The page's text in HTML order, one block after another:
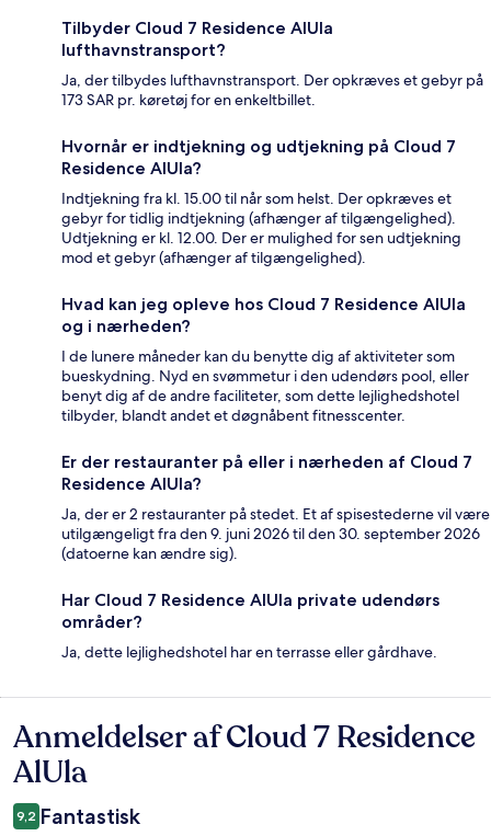
Tilbyder Cloud 7 Residence AlUla
lufthavnstransport?
Ja, der tilbydes lufthavnstransport. Der opkræves et gebyr på
173 SAR pr. køretøj for en enkeltbillet.
Hvornår er indtjekning og udtjekning på Cloud 7
Residence AlUla?
Indtjekning fra kl. 15.00 til når som helst. Der opkræves et
gebyr for tidlig indtjekning (afhænger af tilgængelighed).
Udtjekning er kl. 12.00. Der er mulighed for sen udtjekning
mod et gebyr (afhænger af tilgængelighed).
Hvad kan jeg opleve hos Cloud 7 Residence AlUla
og i nærheden?
I de lunere måneder kan du benytte dig af aktiviteter som
bueskydning. Nyd en svømmetur i den udendørs pool, eller
benyt dig af de andre faciliteter, som dette lejlighedshotel
tilbyder, blandt andet et døgnåbent fitnesscenter.
Er der restauranter på eller i nærheden af Cloud 7
Residence AlUla?
Ja, der er 2 restauranter på stedet. Et af spisestederne vil være
utilgængeligt fra den 9. juni 2026 til den 30. september 2026
(datoerne kan ændre sig).
Har Cloud 7 Residence AlUla private udendørs
områder?
Ja, dette lejlighedshotel har en terrasse eller gårdhave.
Anmeldelser
Anmeldelser af Cloud 7 Residence
AlUla
9,2 Fantastisk